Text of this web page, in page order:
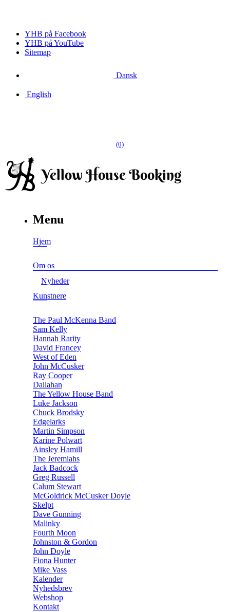
YHB på Facebook
YHB på YouTube
Sitemap
Dansk
English
(0)
Menu
Hjem
Om os
Nyheder
Kunstnere
The Paul McKenna Band
Sam Kelly
Hannah Rarity
David Francey
West of Eden
John McCusker
Ray Cooper
Dallahan
The Yellow House Band
Luke Jackson
Chuck Brodsky
Edgelarks
Martin Simpson
Karine Polwart
Ainsley Hamill
The Jeremiahs
Jack Badcock
Greg Russell
Calum Stewart
McGoldrick McCusker Doyle
Skelpt
Dave Gunning
Malinky
Fourth Moon
Johnston & Gordon
John Doyle
Fiona Hunter
Mike Vass
Kalender
Nyhedsbrev
Webshop
Kontakt